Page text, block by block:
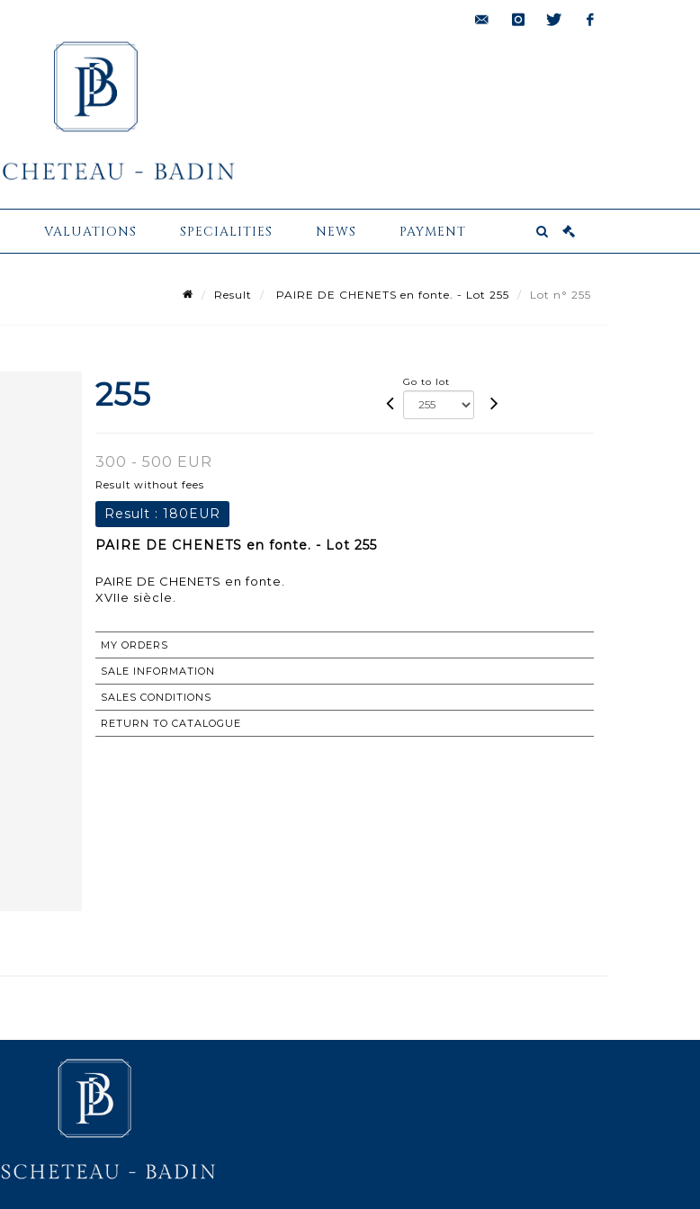
VALUATIONS SPECIALITIES NEWS PAYMENT
Result PAIRE DE CHENETS en fonte. - Lot 255 Lot n° 255
255 Go to lot
300 - 500 EUR
Result without fees
Result : 180EUR
PAIRE DE CHENETS en fonte. - Lot 255
PAIRE DE CHENETS en fonte.
XVIIe siècle.
MY ORDERS
SALE INFORMATION
SALES CONDITIONS
RETURN TO CATALOGUE